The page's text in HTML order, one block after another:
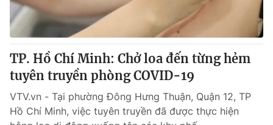
TP. Hồ Chí Minh: Chở loa đến từng hẻm
tuyên truyền phòng COVID-19
VTV.vn - Tại phường Đông Hưng Thuận, Quận 12, TP
Hồ Chí Minh, việc tuyên truyền đã được thực hiện